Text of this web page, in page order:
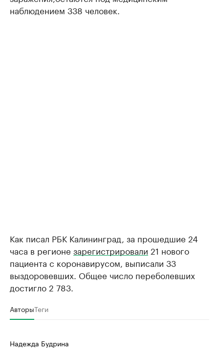
наблюдением 338 человек.
Как писал РБК Калининград, за прошедшие 24
часа в регионе зарегистрировали 21 нового
пациента с коронавирусом, выписали 33
выздоровевших. Общее число переболевших
достигло 2 783.
АвторыТеги
Надежда Будрина